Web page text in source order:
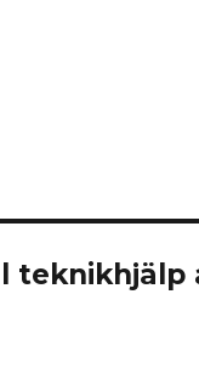
teknikhjälp